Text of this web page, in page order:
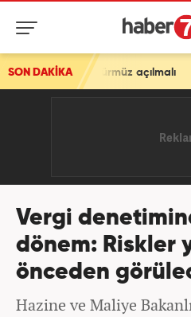
SON DAKİKA
açılmalı
Vergi
dönem: Riskler
önceden
Hazine ve Maliye